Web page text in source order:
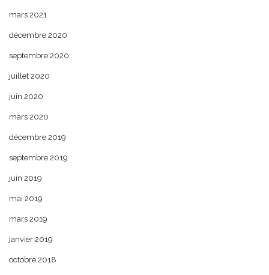
mars 2021
décembre 2020
septembre 2020
juillet 2020
juin 2020
mars 2020
décembre 2019
septembre 2019
juin 2019
mai 2019
mars 2019
janvier 2019
octobre 2018